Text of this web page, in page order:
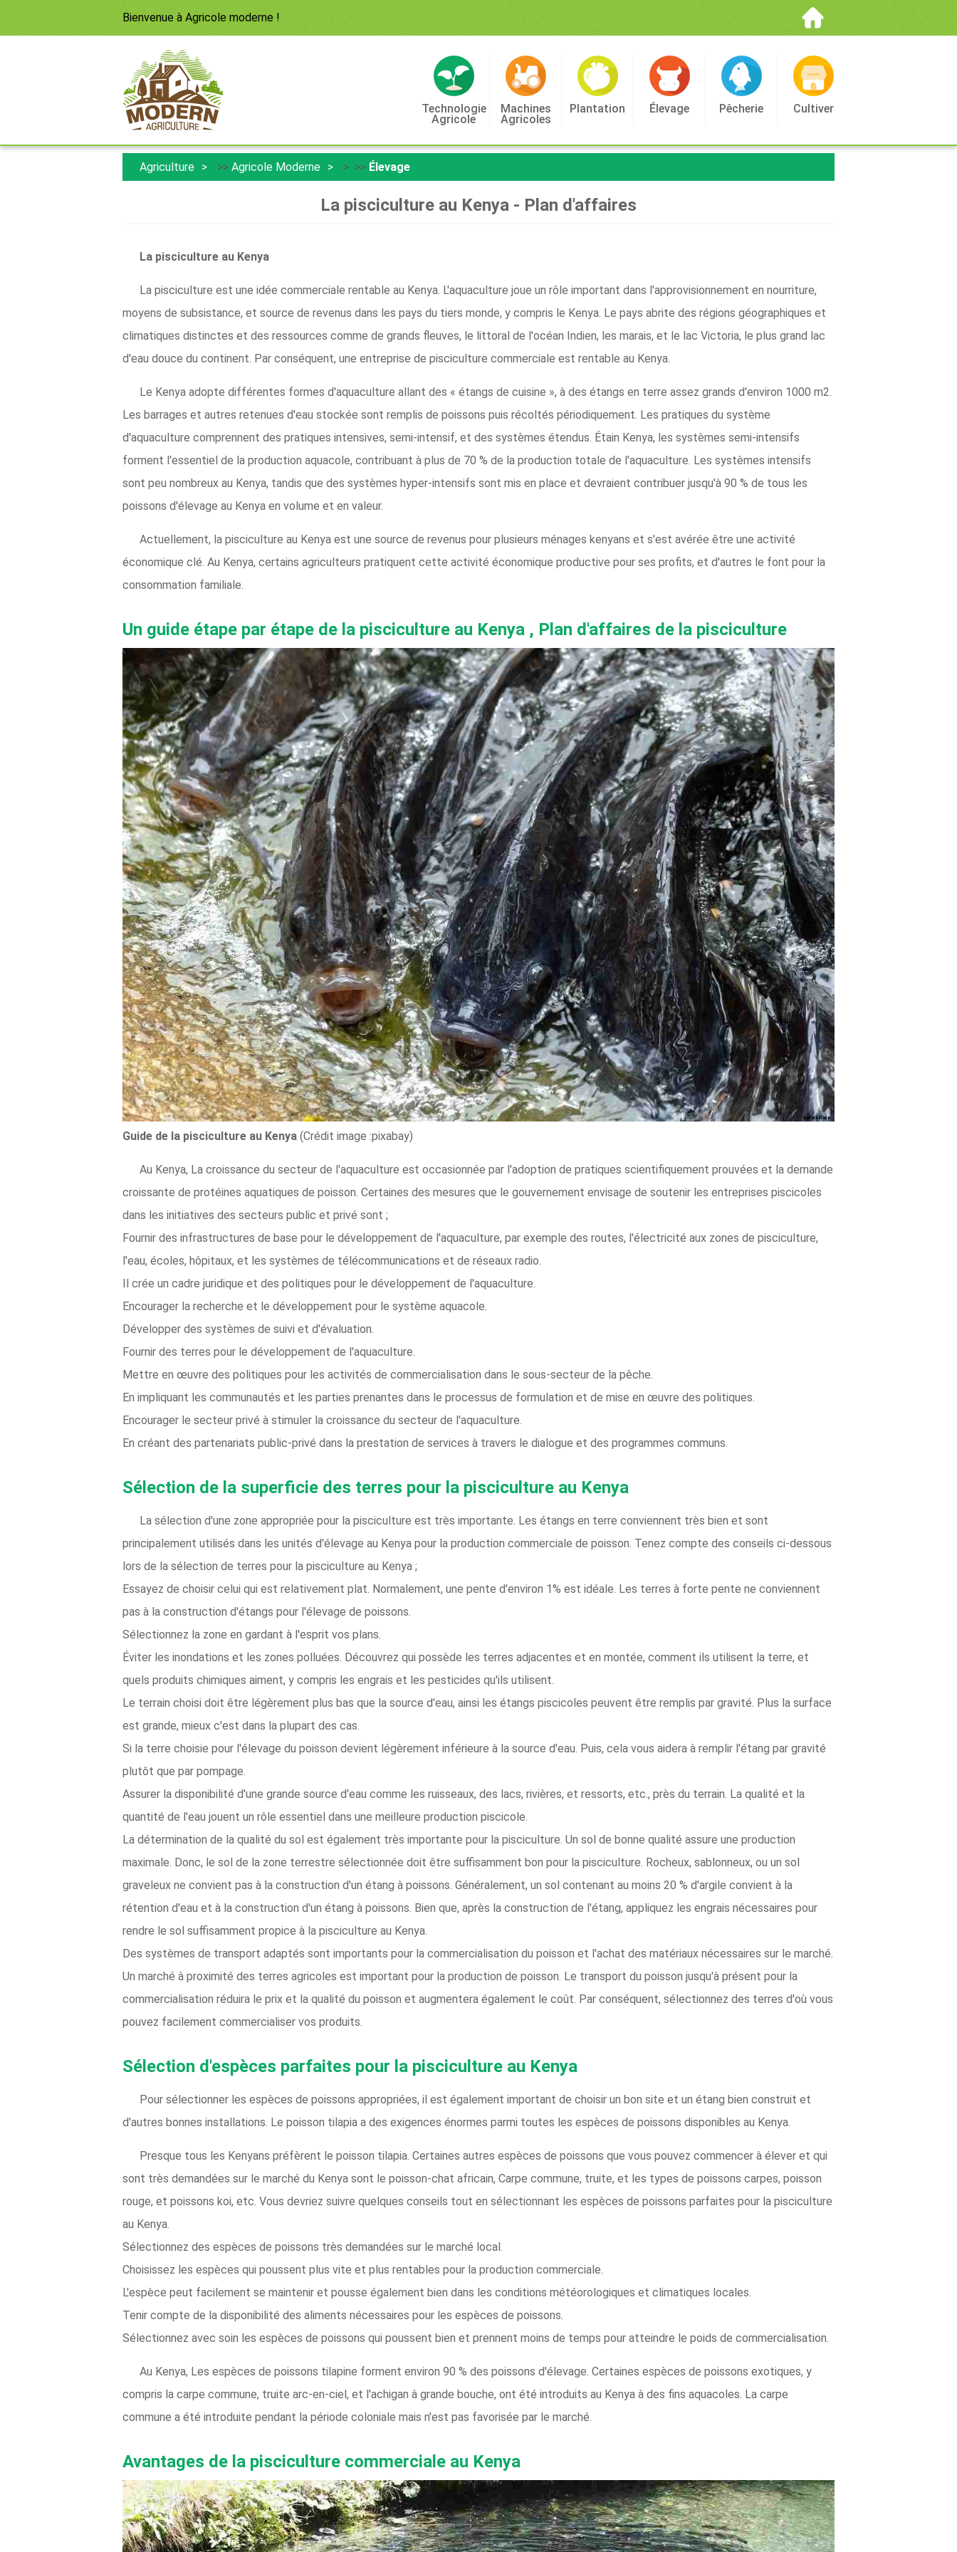
Bienvenue à Agricole moderne !
Technologie
Agricole
Machines
Agricoles
Plantation Élevage Pêcherie Cultiver
Agriculture >> Agricole Moderne > >> Élevage
La pisciculture au Kenya - Plan d'affaires
La pisciculture au Kenya
La pisciculture est une idée commerciale rentable au Kenya. L'aquaculture joue un rôle important dans l'approvisionnement en nourriture,
moyens de subsistance, et source de revenus dans les pays du tiers monde, y compris le Kenya. Le pays abrite des régions géographiques et
climatiques distinctes et des ressources comme de grands fleuves, le littoral de l'océan Indien, les marais, et le lac Victoria, le plus grand lac
d'eau douce du continent. Par conséquent, une entreprise de pisciculture commerciale est rentable au Kenya.
Le Kenya adopte différentes formes d'aquaculture allant des « étangs de cuisine », à des étangs en terre assez grands d'environ 1000 m2.
Les barrages et autres retenues d'eau stockée sont remplis de poissons puis récoltés périodiquement. Les pratiques du système
d'aquaculture comprennent des pratiques intensives, semi-intensif, et des systèmes étendus. Étain Kenya, les systèmes semi-intensifs
forment l'essentiel de la production aquacole, contribuant à plus de 70 % de la production totale de l'aquaculture. Les systèmes intensifs
sont peu nombreux au Kenya, tandis que des systèmes hyper-intensifs sont mis en place et devraient contribuer jusqu'à 90 % de tous les
poissons d'élevage au Kenya en volume et en valeur.
Actuellement, la pisciculture au Kenya est une source de revenus pour plusieurs ménages kenyans et s'est avérée être une activité
économique clé. Au Kenya, certains agriculteurs pratiquent cette activité économique productive pour ses profits, et d'autres le font pour la
consommation familiale.
Un guide étape par étape de la pisciculture au Kenya , Plan d'affaires de la pisciculture
Guide de la pisciculture au Kenya (Crédit image :pixabay)
Au Kenya, La croissance du secteur de l'aquaculture est occasionnée par l'adoption de pratiques scientifiquement prouvées et la demande
croissante de protéines aquatiques de poisson. Certaines des mesures que le gouvernement envisage de soutenir les entreprises piscicoles
dans les initiatives des secteurs public et privé sont ;
Fournir des infrastructures de base pour le développement de l'aquaculture, par exemple des routes, l'électricité aux zones de pisciculture,
l'eau, écoles, hôpitaux, et les systèmes de télécommunications et de réseaux radio.
Il crée un cadre juridique et des politiques pour le développement de l'aquaculture.
Encourager la recherche et le développement pour le système aquacole.
Développer des systèmes de suivi et d'évaluation.
Fournir des terres pour le développement de l'aquaculture.
Mettre en œuvre des politiques pour les activités de commercialisation dans le sous-secteur de la pêche.
En impliquant les communautés et les parties prenantes dans le processus de formulation et de mise en œuvre des politiques.
Encourager le secteur privé à stimuler la croissance du secteur de l'aquaculture.
En créant des partenariats public-privé dans la prestation de services à travers le dialogue et des programmes communs.
Sélection de la superficie des terres pour la pisciculture au Kenya
La sélection d'une zone appropriée pour la pisciculture est très importante. Les étangs en terre conviennent très bien et sont
principalement utilisés dans les unités d'élevage au Kenya pour la production commerciale de poisson. Tenez compte des conseils ci-dessous
lors de la sélection de terres pour la pisciculture au Kenya ;
Essayez de choisir celui qui est relativement plat. Normalement, une pente d'environ 1% est idéale. Les terres à forte pente ne conviennent
pas à la construction d'étangs pour l'élevage de poissons.
Sélectionnez la zone en gardant à l'esprit vos plans.
Éviter les inondations et les zones polluées. Découvrez qui possède les terres adjacentes et en montée, comment ils utilisent la terre, et
quels produits chimiques aiment, y compris les engrais et les pesticides qu'ils utilisent.
Le terrain choisi doit être légèrement plus bas que la source d'eau, ainsi les étangs piscicoles peuvent être remplis par gravité. Plus la surface
est grande, mieux c'est dans la plupart des cas.
Si la terre choisie pour l'élevage du poisson devient légèrement inférieure à la source d'eau. Puis, cela vous aidera à remplir l'étang par gravité
plutôt que par pompage.
Assurer la disponibilité d'une grande source d'eau comme les ruisseaux, des lacs, rivières, et ressorts, etc., près du terrain. La qualité et la
quantité de l'eau jouent un rôle essentiel dans une meilleure production piscicole.
La détermination de la qualité du sol est également très importante pour la pisciculture. Un sol de bonne qualité assure une production
maximale. Donc, le sol de la zone terrestre sélectionnée doit être suffisamment bon pour la pisciculture. Rocheux, sablonneux, ou un sol
graveleux ne convient pas à la construction d'un étang à poissons. Généralement, un sol contenant au moins 20 % d'argile convient à la
rétention d'eau et à la construction d'un étang à poissons. Bien que, après la construction de l'étang, appliquez les engrais nécessaires pour
rendre le sol suffisamment propice à la pisciculture au Kenya.
Des systèmes de transport adaptés sont importants pour la commercialisation du poisson et l'achat des matériaux nécessaires sur le marché.
Un marché à proximité des terres agricoles est important pour la production de poisson. Le transport du poisson jusqu'à présent pour la
commercialisation réduira le prix et la qualité du poisson et augmentera également le coût. Par conséquent, sélectionnez des terres d'où vous
pouvez facilement commercialiser vos produits.
Sélection d'espèces parfaites pour la pisciculture au Kenya
Pour sélectionner les espèces de poissons appropriées, il est également important de choisir un bon site et un étang bien construit et
d'autres bonnes installations. Le poisson tilapia a des exigences énormes parmi toutes les espèces de poissons disponibles au Kenya.
Presque tous les Kenyans préfèrent le poisson tilapia. Certaines autres espèces de poissons que vous pouvez commencer à élever et qui
sont très demandées sur le marché du Kenya sont le poisson-chat africain, Carpe commune, truite, et les types de poissons carpes, poisson
rouge, et poissons koi, etc. Vous devriez suivre quelques conseils tout en sélectionnant les espèces de poissons parfaites pour la pisciculture
au Kenya.
Sélectionnez des espèces de poissons très demandées sur le marché local.
Choisissez les espèces qui poussent plus vite et plus rentables pour la production commerciale.
L'espèce peut facilement se maintenir et pousse également bien dans les conditions météorologiques et climatiques locales.
Tenir compte de la disponibilité des aliments nécessaires pour les espèces de poissons.
Sélectionnez avec soin les espèces de poissons qui poussent bien et prennent moins de temps pour atteindre le poids de commercialisation.
Au Kenya, Les espèces de poissons tilapine forment environ 90 % des poissons d'élevage. Certaines espèces de poissons exotiques, y
compris la carpe commune, truite arc-en-ciel, et l'achigan à grande bouche, ont été introduits au Kenya à des fins aquacoles. La carpe
commune a été introduite pendant la période coloniale mais n'est pas favorisée par le marché.
Avantages de la pisciculture commerciale au Kenya